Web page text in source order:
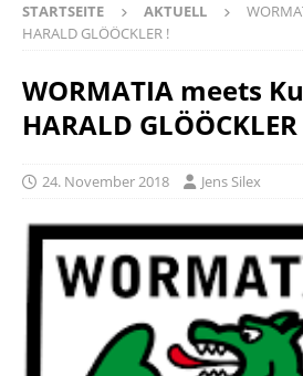
STARTSEITE AKTUELL
HARALD GLÖÖCKLER !
WORMATIA meets
HARALD GLÖÖCKLER
24. November 2018 Jens Silex